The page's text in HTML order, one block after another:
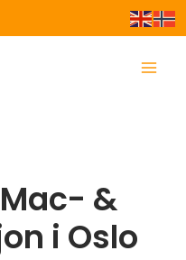
&
i Oslo